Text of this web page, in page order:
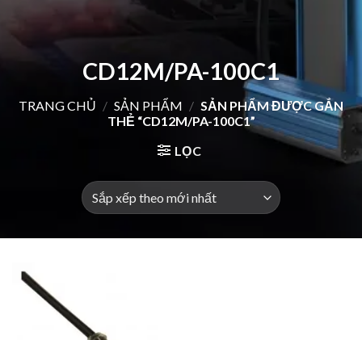
CD12M/PA-100C1
TRANG CHỦ / SẢN PHẨM / SẢN PHẨM ĐƯỢC GẮN
THẺ “CD12M/PA-100C1”
LỌC